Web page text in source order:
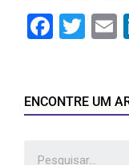
ENCONTRE UM